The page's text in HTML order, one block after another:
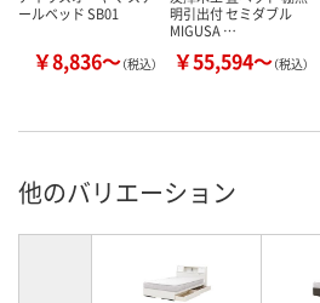
ールベッド SB01
￥8,836～（税込）
明引出付 セミダブル
MIGUSA …
￥55,594～（税込）
他のバリエーション